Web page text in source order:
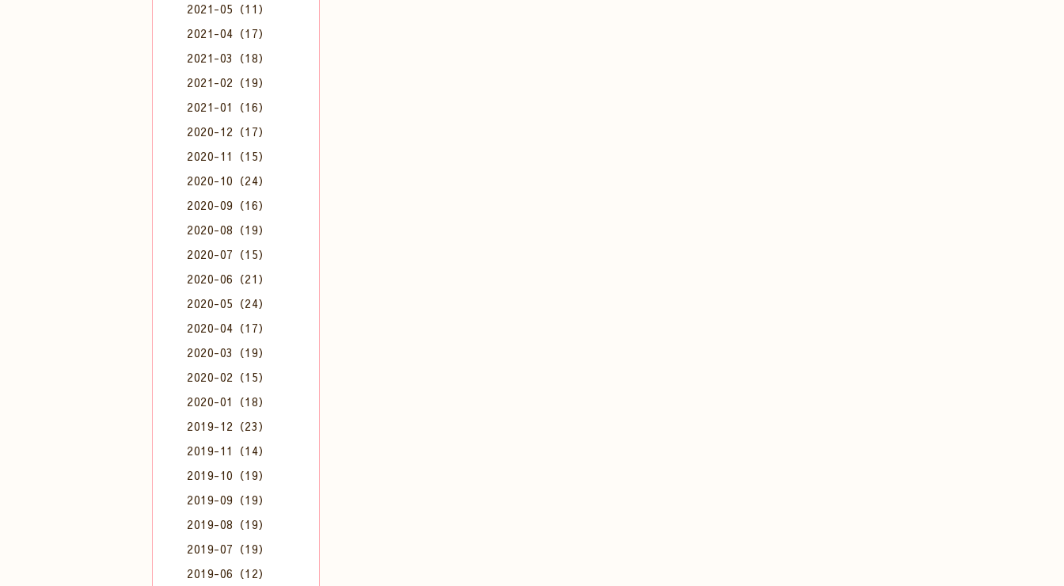
2021-05（11）
2021-04（17）
2021-03（18）
2021-02（19）
2021-01（16）
2020-12（17）
2020-11（15）
2020-10（24）
2020-09（16）
2020-08（19）
2020-07（15）
2020-06（21）
2020-05（24）
2020-04（17）
2020-03（19）
2020-02（15）
2020-01（18）
2019-12（23）
2019-11（14）
2019-10（19）
2019-09（19）
2019-08（19）
2019-07（19）
2019-06（12）